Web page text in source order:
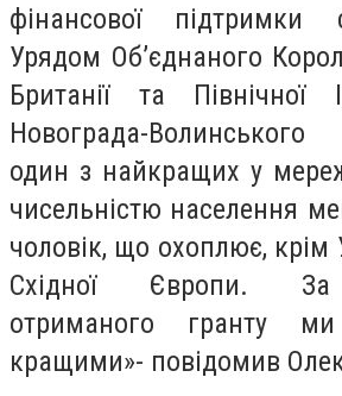
фінансової підтримки
Урядом Об’єднаного
Британії та Північної
Новограда-
один з найкращих у
чисельністю населення
чоловік, що охоплює, крім
Східної Європи.
отриманого гранту
кращими»- повідомив